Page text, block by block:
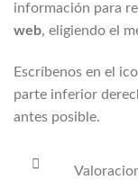
información para
web, eligiendo el
Escríbenos en el
parte inferior
antes posible.